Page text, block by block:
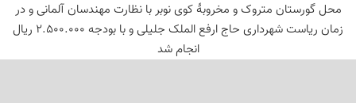
محل گورستان متروک و مخروبهٔ کوی نوبر با نظارت مهندسان آلمانی و در
زمان ریاست شهرداری حاج‌ ارفع‌ الملک جلیلی و با بودجه ۲.۵۰۰.۰۰۰ ریال
انجام شد